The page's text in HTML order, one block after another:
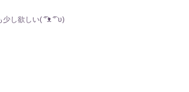
し欲しい(⁠ ͡⁠°⁠ᴥ⁠ ͡⁠°⁠ ⁠ʋ⁠)